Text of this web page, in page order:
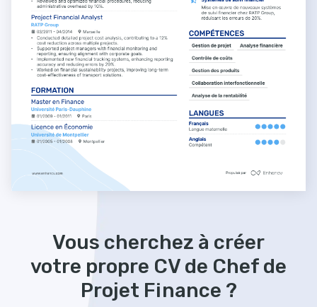
Vous cherchez à créer
votre propre CV de Chef de
Projet Finance ?